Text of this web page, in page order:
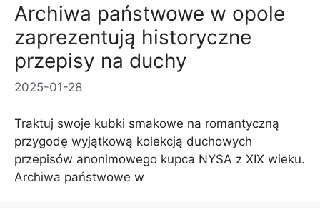
Archiwa państwowe w opole
zaprezentują historyczne
przepisy na duchy
2025-01-28
Traktuj swoje kubki smakowe na romantyczną
przygodę wyjątkową kolekcją duchowych
przepisów anonimowego kupca NYSA z XIX wieku.
Archiwa państwowe w